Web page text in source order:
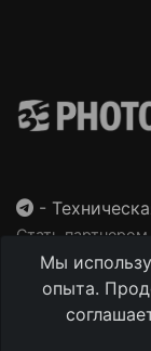
Мы
опыта.
-
Стать
This site is protected
Terms of Service